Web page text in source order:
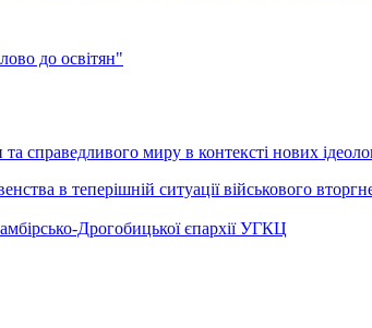
до освітян"
миру в контексті нових
в теперішній ситуації військового
Дрогобицької єпархії УГКЦ